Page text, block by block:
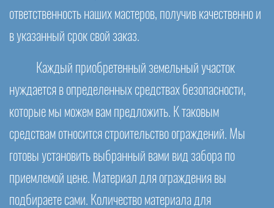
ответственность наших мастеров, получив качественно и
в указанный срок свой заказ.
Каждый приобретенный земельный участок
нуждается в определенных средствах безопасности,
которые мы можем вам предложить. К таковым
средствам относится строительство ограждений. Мы
готовы установить выбранный вами вид забора по
приемлемой цене. Материал для ограждения вы
подбираете сами. Количество материала для